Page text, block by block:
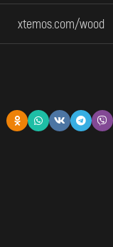
xtemos.com/wood